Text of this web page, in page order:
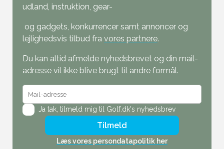
udland, instruktion, gear-
og gadgets, konkurrencer samt annoncer og
lejlighedsvis tilbud fra vores partnere.
Du kan altid afmelde nyhedsbrevet og din mail-
adresse vil ikke blive brugt til andre formål.
Ja tak, tilmeld mig til Golf.dk's nyhedsbrev
Tilmeld
Læs vores persondatapolitik her